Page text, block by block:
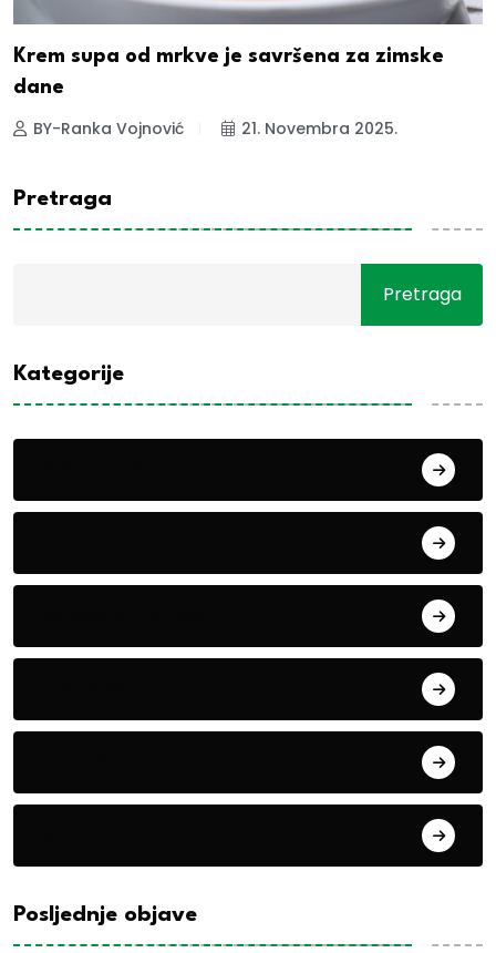
Krem supa od mrkve je savršena za zimske
dane
BY-Ranka Vojnović 21. Novembra 2025.
Pretraga
Pretraga
Kategorije
Posljednje objave